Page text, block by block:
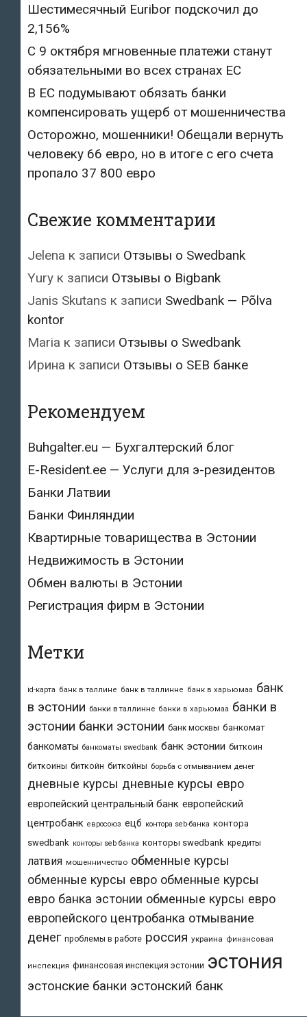
Шестимесячный Euribor подскочил до
2,156%
С 9 октября мгновенные платежи станут
обязательными во всех странах ЕС
В ЕС подумывают обязать банки
компенсировать ущерб от мошенничества
Осторожно, мошенники! Обещали вернуть
человеку 66 евро, но в итоге с его счета
пропало 37 800 евро
Свежие комментарии
Jelena к записи Отзывы о Swedbank
Yury к записи Отзывы о Bigbank
Janis Skutans к записи Swedbank — Põlva
kontor
Maria к записи Отзывы о Swedbank
Ирина к записи Отзывы о SEB банке
Рекомендуем
Buhgalter.eu — Бухгалтерский блог
E-Resident.ee — Услуги для э-резидентов
Банки Латвии
Банки Финляндии
Квартирные товарищества в Эстонии
Недвижимость в Эстонии
Обмен валюты в Эстонии
Регистрация фирм в Эстонии
Метки
id-карта банк в таллине банк в таллинне банк в харьюмаа банк
в эстонии банки в таллинне банки в харьюмаа банки в
эстонии банки эстонии банк москвы банкомат
банкоматы банкоматы swedbank банк эстонии биткоин
биткоины биткойн биткойны борьба с отмыванием денег
дневные курсы дневные курсы евро
европейский центральный банк европейский
центробанк евросоюз ецб контора seb-банка контора
swedbank конторы seb банка конторы swedbank кредиты
латвия мошенничество обменные курсы
обменные курсы евро обменные курсы
евро банка эстонии обменные курсы евро
европейского центробанка отмывание
денег проблемы в работе россия украина финансовая
инспекция финансовая инспекция эстонии эстония
эстонские банки эстонский банк